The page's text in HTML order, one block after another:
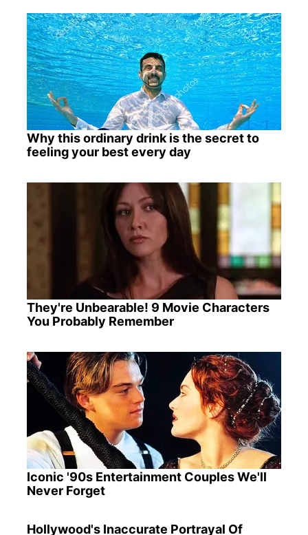
Why this ordinary drink is the secret to
feeling your best every day
They're Unbearable! 9 Movie Characters
You Probably Remember
Iconic '90s Entertainment Couples We'll
Never Forget
Hollywood's Inaccurate Portrayal Of